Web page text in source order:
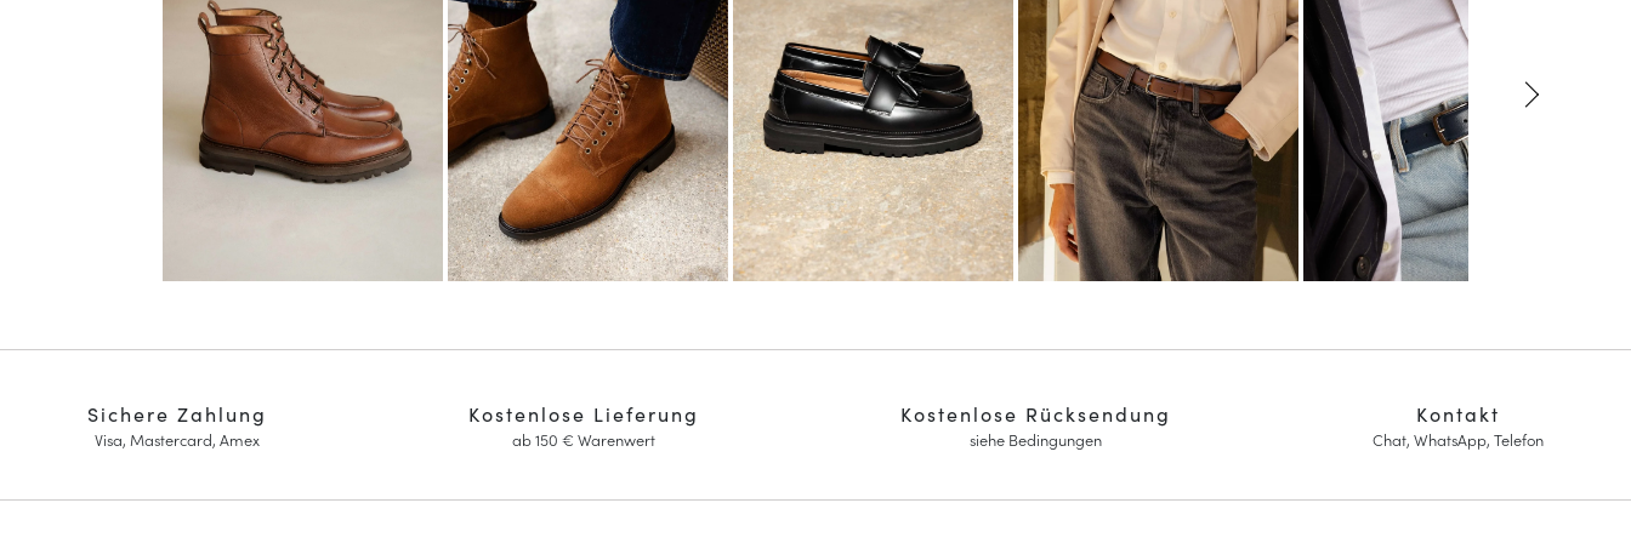
Kostenlose Lieferung
ab 150 € Warenwert
Kostenlose Rücksendung
siehe Bedingungen
Sichere Zahlung
Visa, Mastercard, Amex
Kontakt
Chat, WhatsApp, Telefon